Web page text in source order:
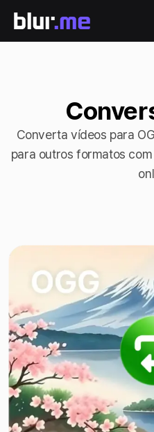
Converta vídeos para
para outros formatos